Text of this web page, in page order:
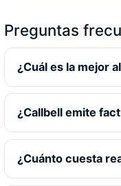
Preguntas
¿Cuál es la mejor
¿Callbell emite
¿Cuánto cuesta